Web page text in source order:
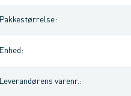
Pakkestørrelse:
Enhed :
Leverandørens varenr. :